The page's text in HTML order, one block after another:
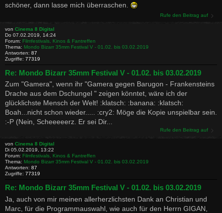
schöner, dann lasse mich überraschen.
Rufe den Beitrag auf
von Cinema 8 Digital
Do 07.02.2019, 14:24
Forum: Filmfestivals, Kinos & Fantreffen
Thema: Mondo Bizarr 35mm Festival V - 01.02. bis 03.02.2019
Antworten: 87
Zugriffe: 77319
Re: Mondo Bizarr 35mm Festival V - 01.02. bis 03.02.2019
Zum "Gamera", wenn ihr "Gamera gegen Barugon - Frankensteins
Drache aus dem Dschungel " zeigen könntet, wäre ich der
glücklichste Mensch der Welt! :klatsch: :banana: :klatsch:
Boah...nicht schon wieder..... :cry2: Möge die Kopie unspielbar sein.
:-P (Nein, Scheeeeerz. Er sei Dir...
Rufe den Beitrag auf
von Cinema 8 Digital
Di 05.02.2019, 13:22
Forum: Filmfestivals, Kinos & Fantreffen
Thema: Mondo Bizarr 35mm Festival V - 01.02. bis 03.02.2019
Antworten: 87
Zugriffe: 77319
Re: Mondo Bizarr 35mm Festival V - 01.02. bis 03.02.2019
Ja, auch von mir meinen allerherzlichsten Dank an Christian und
Marc, für die Programmauswahl, wie auch für den Herrn GIGAN,